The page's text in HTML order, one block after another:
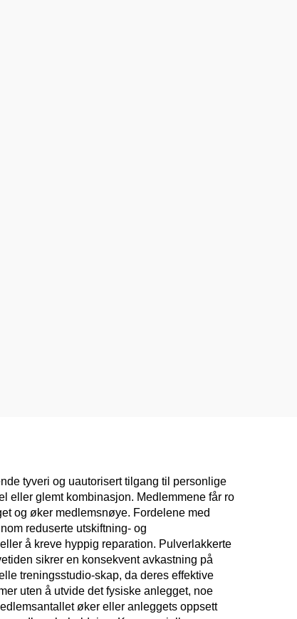
tyveri og uautorisert tilgang til personlige
eller glemt kombinasjon. Medlemmene får ro
og øker medlemsnøye. Fordelene med
reduserte utskiftning- og
å kreve hyppig reparation. Pulverlakkerte
sikrer en konsekvent avkastning på
treningsstudio-skap, da deres effektive
uten å utvide det fysiske anlegget, noe
øker eller anleggets oppsett